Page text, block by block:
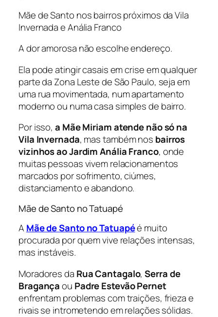
Mãe de Santo nos bairros próximos da Vila
Invernada e Anália Franco
A dor amorosa não escolhe endereço.
Ela pode atingir casais em crise em qualquer
parte da Zona Leste de São Paulo, seja em
uma rua movimentada, num apartamento
moderno ou numa casa simples de bairro.
Por isso, a Mãe Miriam atende não só na
Vila Invernada, mas também nos bairros
vizinhos ao Jardim Anália Franco, onde
muitas pessoas vivem relacionamentos
marcados por sofrimento, ciúmes,
distanciamento e abandono.
Mãe de Santo no Tatuapé
A Mãe de Santo no Tatuapéé muito
procurada por quem vive relações intensas,
mas instáveis.
Moradores da Rua Cantagalo,Serra de
Bragançaou Padre Estevão Pernet
enfrentam problemas com traições, frieza e
rivais se intrometendo em relações sólidas.